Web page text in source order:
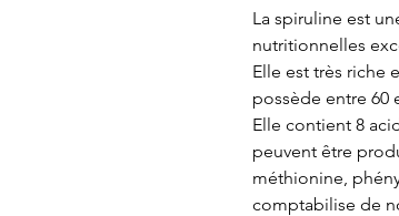
La spiruline est
nutritionnelles
Elle est très riche
possède entre 60
Elle contient 8
peuvent être
méthionine,
comptabilise de